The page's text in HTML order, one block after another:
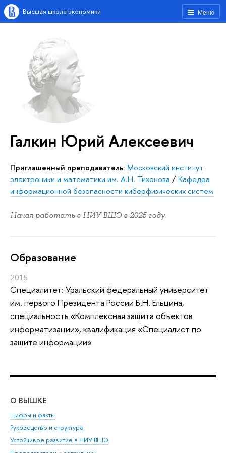
Меню
Высшая школа экономики
Галкин Юрий Алексеевич
Приглашенный преподаватель: Московский институт
электроники и математики им. А.Н. Тихонова /Кафедра
информационной безопасности киберфизических систем
Начал работать в НИУ ВШЭ в 2025 году.
Oбразование
2015
Специалитет: Уральский федеральный университет
им. первого Президента России Б.Н. Ельцина,
специальность «Комплексная защита объектов
информатизации», квалификация «Специалист по
защите информации»
О ВЫШКЕ
Цифры и факты
Руководство и структура
Устойчивое развитие в НИУ ВШЭ